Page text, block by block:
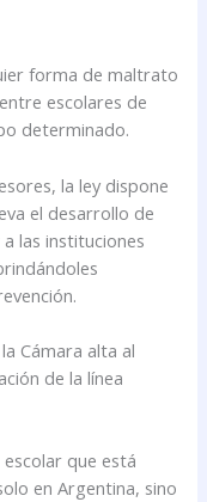
forma de maltrato
escolares de
determinado.
la ley dispone
el desarrollo de
las instituciones
Cámara alta al
de la línea
que está
en Argentina, sino